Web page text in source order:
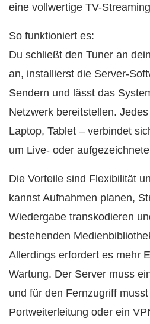
eine vollwertige TV-
So funktioniert es:
Du schließt den Tuner an
an, installierst die Server-
Sendern und lässt das
Netzwerk bereitstellen.
Laptop, Tablet – verbindet
um Live- oder
Die Vorteile sind Flexibilität
kannst Aufnahmen planen,
Wiedergabe transkodieren
bestehenden
Allerdings erfordert es mehr
Wartung. Der Server muss
und für den Fernzugriff
Portweiterleitung oder ein